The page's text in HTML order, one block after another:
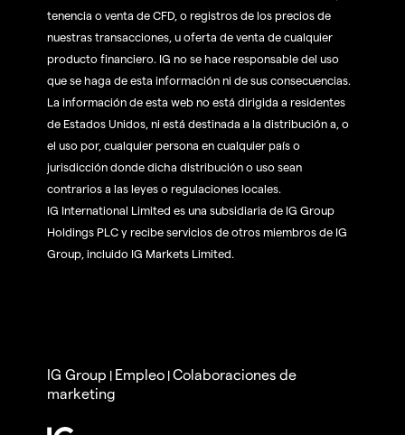
tenencia o venta de CFD, o registros de los precios de
nuestras transacciones, u oferta de venta de cualquier
producto financiero. IG no se hace responsable del uso
que se haga de esta información ni de sus consecuencias.
La información de esta web no está dirigida a residentes
de Estados Unidos, ni está destinada a la distribución a, o
el uso por, cualquier persona en cualquier país o
jurisdicción donde dicha distribución o uso sean
contrarios a las leyes o regulaciones locales.
IG International Limited es una subsidiaria de IG Group
Holdings PLC y recibe servicios de otros miembros de IG
Group, incluido IG Markets Limited.
IG Group | Empleo |Colaboraciones de
marketing